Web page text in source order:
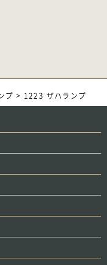
プ > 1223 ザハランプ